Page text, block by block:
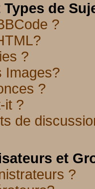
de
?
?
Images?
?
it ?
de
et
?